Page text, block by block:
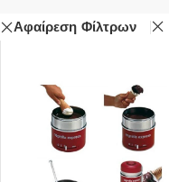
Αφαίρεση Φίλτρων